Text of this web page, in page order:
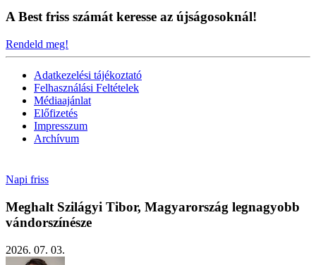
A Best friss számát keresse az újságosoknál!
Rendeld meg!
Adatkezelési tájékoztató
Felhasználási Feltételek
Médiaajánlat
Előfizetés
Impresszum
Archívum
Napi friss
Meghalt Szilágyi Tibor, Magyarország legnagyobb
vándorszínésze
2026. 07. 03.